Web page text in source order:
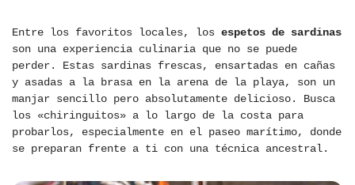
Entre los favoritos locales, los espetos de sardinas
son una experiencia culinaria que no se puede
perder. Estas sardinas frescas, ensartadas en cañas
y asadas a la brasa en la arena de la playa, son un
manjar sencillo pero absolutamente delicioso. Busca
los «chiringuitos» a lo largo de la costa para
probarlos, especialmente en el paseo marítimo, donde
se preparan frente a ti con una técnica ancestral.